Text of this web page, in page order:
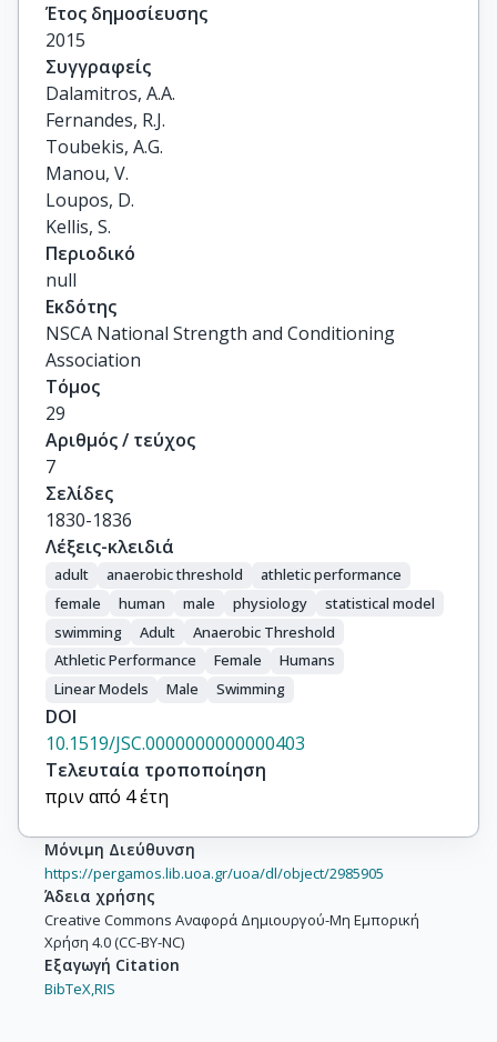
Έτος δημοσίευσης
2015
Συγγραφείς
Dalamitros, A.A.
Fernandes, R.J.
Toubekis, A.G.
Manou, V.
Loupos, D.
Kellis, S.
Περιοδικό
null
Εκδότης
NSCA National Strength and Conditioning
Association
Τόμος
29
Αριθμός / τεύχος
7
Σελίδες
1830-1836
Λέξεις-κλειδιά
adult anaerobic threshold
athletic performance
female
human male physiology
statistical model
swimming
Adult
Anaerobic Threshold
Athletic Performance
Female
Humans
Linear Models
Male Swimming
DOI
10.1519/JSC.0000000000000403
Τελευταία τροποποίηση
πριν από 4 έτη
Μόνιμη Διεύθυνση
https://pergamos.lib.uoa.gr/uoa/dl/object/2985905
Άδεια χρήσης
Creative Commons Αναφορά Δημιουργού-Μη Εμπορική
Χρήση 4.0 (CC-BY-NC)
Εξαγωγή Citation
BibTeX, RIS